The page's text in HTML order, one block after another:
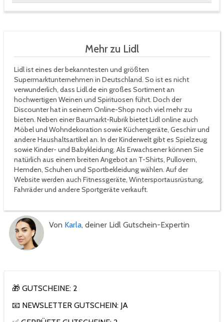
Mehr zu Lidl
Lidl ist eines der bekanntesten und größten
Supermarktunternehmen in Deutschland. So ist es nicht
verwunderlich, dass Lidl.de ein großes Sortiment an
hochwertigen Weinen und Spirituosen führt. Doch der
Discounter hat in seinem Online-Shop noch viel mehr zu
bieten. Neben einer Baumarkt-Rubrik bietet Lidl online auch
Möbel und Wohndekoration sowie Küchengeräte, Geschirr und
andere Haushaltsartikel an. In der Kinderwelt gibt es Spielzeug
sowie Kinder- und Babykleidung. Als Erwachsener können Sie
natürlich aus einem breiten Angebot an T-Shirts, Pullovern,
Hemden, Schuhen und Sportbekleidung wählen. Auf der
Website werden auch Fitnessgeräte, Wintersportausrüstung,
Fahrräder und andere Sportgeräte verkauft.
Von Karla, deiner Lidl Gutschein-Expertin
🎁 GUTSCHEINE: 2
📧 NEWSLETTER GUTSCHEIN: JA